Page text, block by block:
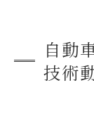
泉大津
る）理由
自動
技術